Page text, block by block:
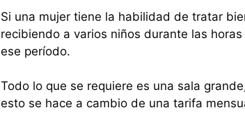
Si una mujer tiene la habilidad de tratar
recibiendo a varios niños durante las
ese período.
Todo lo que se requiere es una sala
esto se hace a cambio de una tarifa